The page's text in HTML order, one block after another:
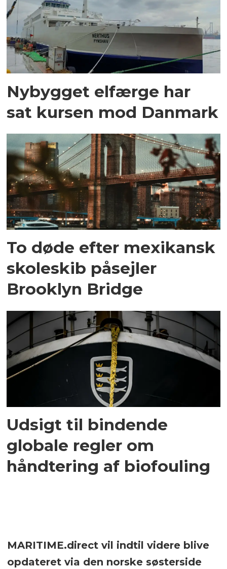
Nybygget elfærge har
sat kursen mod Danmark
To døde efter mexikansk
skoleskib påsejler
Brooklyn Bridge
Udsigt til bindende
globale regler om
håndtering af biofouling
MARITIME.direct vil indtil videre blive
opdateret via den norske søsterside